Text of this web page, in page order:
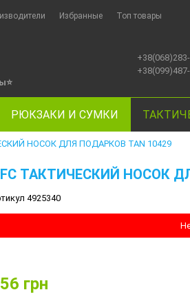
Избранные Топ товары
⭐
РЮКЗАКИ И СУМКИ
НОСОК ДЛЯ ПОДАРКОВ TAN 10429
ТАКТИЧЕСКИЙ НОСОК
4925340
грн